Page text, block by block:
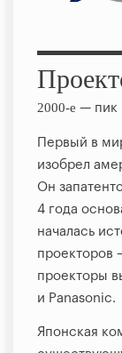
2000-е — пик
Первый в
изобрел
Он
4 года
началась
проекторов
проекторы
и Panasonic.
Японская